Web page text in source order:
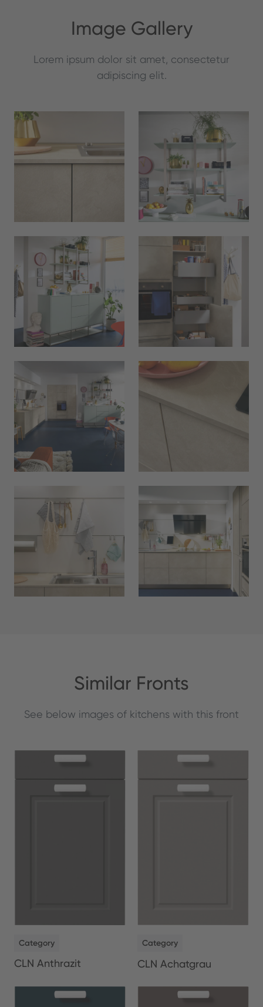
Image Gallery
Lorem ipsum dolor sit amet, consectetur
adipiscing elit.
Similar Fronts
See below images of kitchens with this front
Category
CLN Anthrazit
Category
CLN Achatgrau